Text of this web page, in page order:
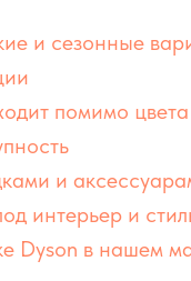
и сезонные
помимо цвета
и
интерьер и
Dyson в нашем